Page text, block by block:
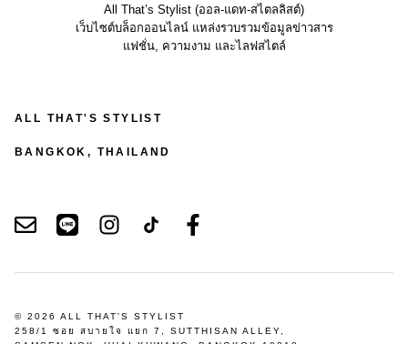
All That’s Stylist (ออล-แดท-สไตลลิสต์)
เว็บไซต์บล็อกออนไลน์ แหล่งรวบรวมข้อมูลข่าวสาร
แฟชั่น, ความงาม และไลฟสไตล์
ALL THAT'S STYLIST
BANGKOK, THAILAND
© 2026 ALL THAT'S STYLIST
258/1 ซอย สบายใจ แยก 7, SUTTHISAN ALLEY,